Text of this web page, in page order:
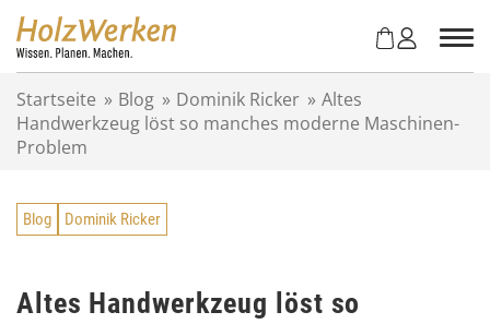
Startseite » Blog » Dominik Ricker » Altes
Handwerkzeug löst so manches moderne Maschinen-
Problem
Blog Dominik Ricker
Altes Handwerkzeug löst so